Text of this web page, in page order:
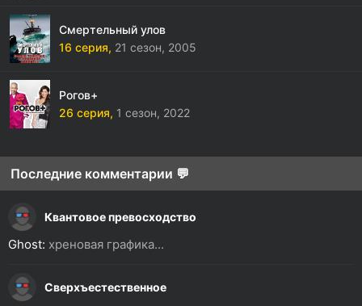
Смертельный улов
16 серия, 21 сезон, 2005
Рогов+
26 серия, 1 сезон, 2022
Последние комментарии 💬
Квантовое превосходство
Ghost: хреновая графика...
Сверхъестественное